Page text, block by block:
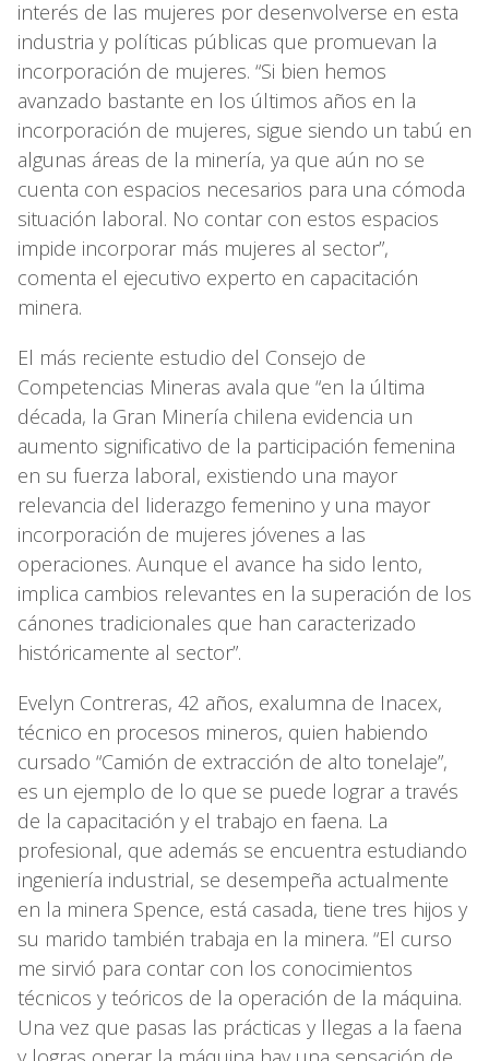
interés de las mujeres por desenvolverse en esta
industria y políticas públicas que promuevan la
incorporación de mujeres. “Si bien hemos
avanzado bastante en los últimos años en la
incorporación de mujeres, sigue siendo un tabú en
algunas áreas de la minería, ya que aún no se
cuenta con espacios necesarios para una cómoda
situación laboral. No contar con estos espacios
impide incorporar más mujeres al sector”,
comenta el ejecutivo experto en capacitación
minera.
El más reciente estudio del Consejo de
Competencias Mineras avala que “en la última
década, la Gran Minería chilena evidencia un
aumento significativo de la participación femenina
en su fuerza laboral, existiendo una mayor
relevancia del liderazgo femenino y una mayor
incorporación de mujeres jóvenes a las
operaciones. Aunque el avance ha sido lento,
implica cambios relevantes en la superación de los
cánones tradicionales que han caracterizado
históricamente al sector”.
Evelyn Contreras, 42 años, exalumna de Inacex,
técnico en procesos mineros, quien habiendo
cursado “Camión de extracción de alto tonelaje”,
es un ejemplo de lo que se puede lograr a través
de la capacitación y el trabajo en faena. La
profesional, que además se encuentra estudiando
ingeniería industrial, se desempeña actualmente
en la minera Spence, está casada, tiene tres hijos y
su marido también trabaja en la minera. “El curso
me sirvió para contar con los conocimientos
técnicos y teóricos de la operación de la máquina.
Una vez que pasas las prácticas y llegas a la faena